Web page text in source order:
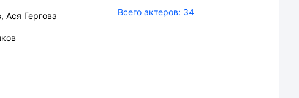
, Ася Гергова Всего актеров: 34